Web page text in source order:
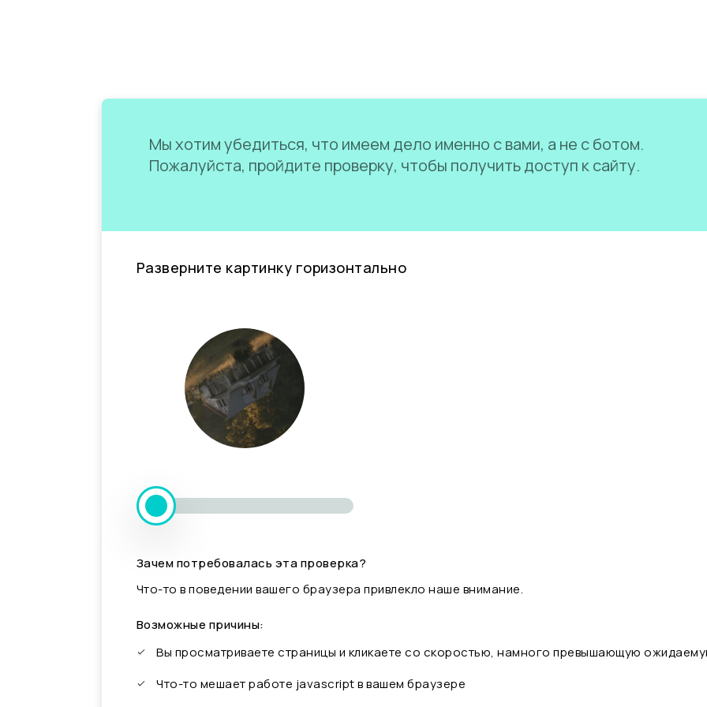
Мы хотим убедиться, что имеем дело именно с вами, а не с ботом.
Пожалуйста, пройдите проверку, чтобы получить доступ к сайту.
Разверните картинку горизонтально
Зачем потребовалась эта проверка?
Что-то в поведении вашего браузера привлекло наше внимание.
Возможные причины:
Вы просматриваете страницы и кликаете со скоростью, намного превышающую
Что-то мешает работе javascript в вашем браузере